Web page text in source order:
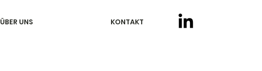
ÜBER UNS KONTAKT